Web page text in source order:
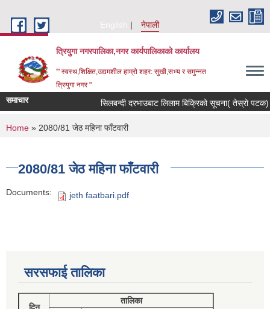
English
नेपाली
त्रियुगा नगरपालिका,नगर कार्यपालिकाको कार्यालय
'" स्वस्थ,शिक्षित,उद्यमशील हाम्रो शहर: सुखी,सभ्य र समुन्नत
त्रियुगा नगर "
समाचार सिलबन्दी दरभाउबाट लिलाम बिक्रिको सूचना( तेस्रो पटक) ।
You are here
Home » 2080/81 जेठ महिना फाँटवारी
2080/81 जेठ महिना फाँटवारी
Documents: jeth faatbari.pdf
सरसफाई तालिका
तालिका